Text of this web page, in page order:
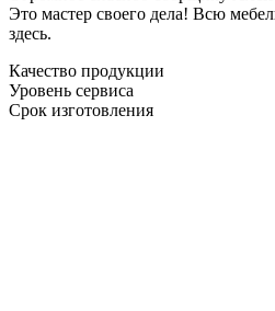
Это мастер своего дела! Всю
здесь.
Качество продукции
Уровень сервиса
Срок изготовления